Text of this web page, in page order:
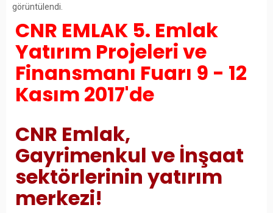
görüntülendi.
CNR EMLAK 5. Emlak
Yatırım Projeleri ve
Finansmanı Fuarı 9 - 12
Kasım 2017'de
CNR Emlak,
Gayrimenkul ve İnşaat
sektörlerinin yatırım
merkezi!